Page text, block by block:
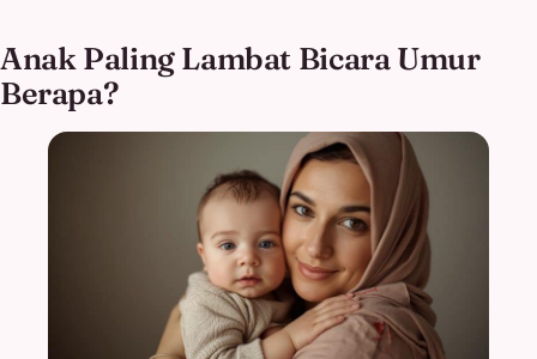
Anak Paling Lambat Bicara Umur
Berapa?